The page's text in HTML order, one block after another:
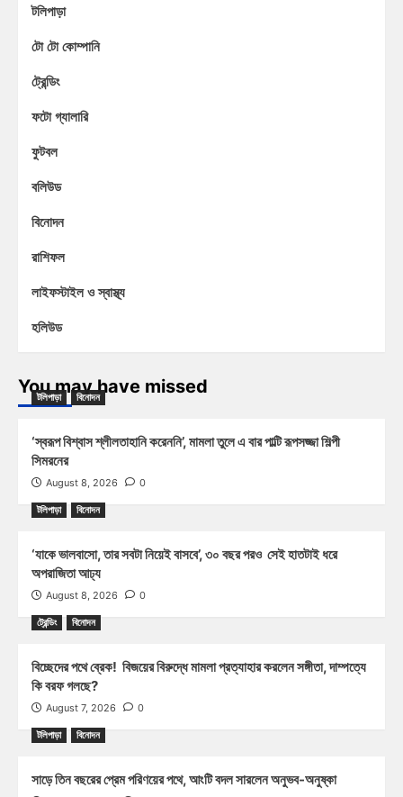
টলিপাড়া
টো টো কোম্পানি
ট্রেন্ডিং
ফটো গ্যালারি
ফুটবল
বলিউড
বিনোদন
রাশিফল
লাইফস্টাইল ও স্বাস্থ্য
হলিউড
You may have missed
টলিপাড়া বিনোদন
‘স্বরূপ বিশ্বাস শ্লীলতাহানি করেননি’, মামলা তুলে এ বার পাল্টি রূপসজ্জা শিল্পী
সিমরনের
August 8, 2026 0
টলিপাড়া বিনোদন
‘যাকে ভালবাসো, তার সবটা নিয়েই বাসবে’, ৩০ বছর পরও সেই হাতটাই ধরে
অপরাজিতা আঢ্য
August 8, 2026 0
ট্রেন্ডিং বিনোদন
বিচ্ছেদের পথে ব্রেক! বিজয়ের বিরুদ্ধে মামলা প্রত্যাহার করলেন সঙ্গীতা, দাম্পত্যে
কি বরফ গলছে?
August 7, 2026 0
টলিপাড়া বিনোদন
সাড়ে তিন বছরের প্রেম পরিণয়ের পথে, আংটি বদল সারলেন অনুভব-অনুষ্কা